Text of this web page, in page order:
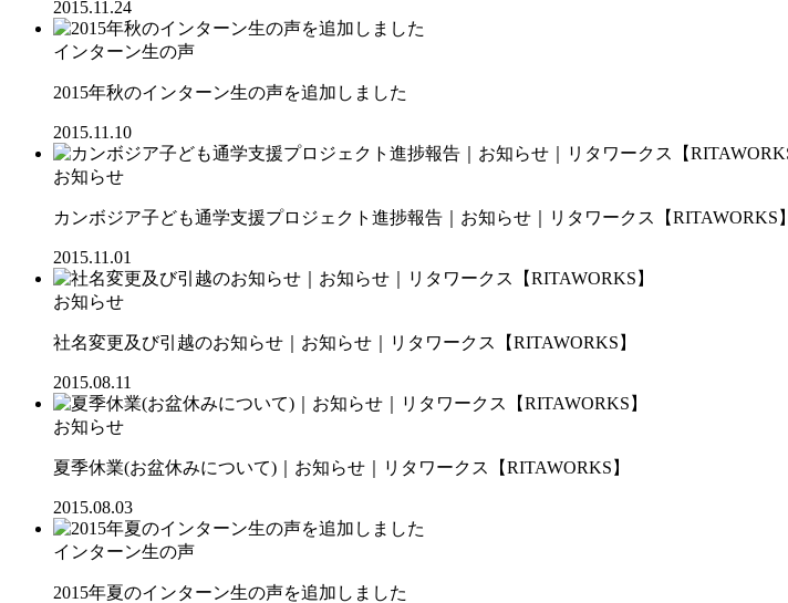
2015.11.24
インターン生の声
2015年秋のインターン生の声を追加しました
2015.11.10
お知らせ
カンボジア子ども通学支援プロジェクト進捗報告｜お知らせ｜リタワークス【RITAWORKS】
2015.11.01
お知らせ
社名変更及び引越のお知らせ｜お知らせ｜リタワークス【RITAWORKS】
2015.08.11
お知らせ
夏季休業(お盆休みについて)｜お知らせ｜リタワークス【RITAWORKS】
2015.08.03
インターン生の声
2015年夏のインターン生の声を追加しました